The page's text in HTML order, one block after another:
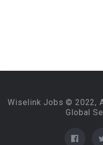
Wiselink Jobs © 2022,
Global